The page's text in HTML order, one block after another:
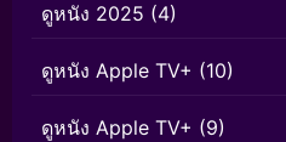
ดูหนัง 2025 (4)
ดูหนัง Apple TV+ (10)
ดูหนัง Apple TV+ (9)